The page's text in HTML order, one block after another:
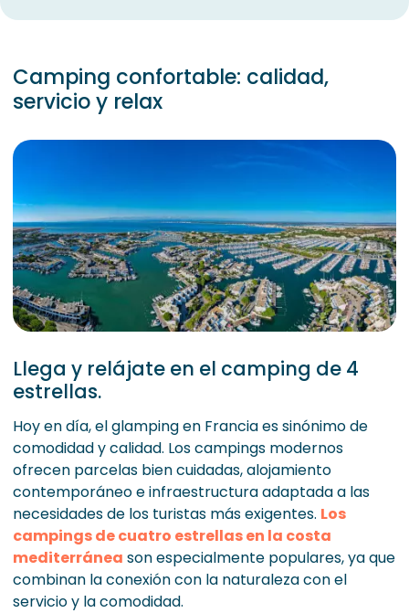
Camping confortable: calidad,
servicio y relax
Llega y relájate en el camping de 4
estrellas.
Hoy en día, el glamping en Francia es sinónimo de
comodidad y calidad. Los campings modernos
ofrecen parcelas bien cuidadas, alojamiento
contemporáneo e infraestructura adaptada a las
necesidades de los turistas más exigentes. Los
campings de cuatro estrellas en la costa
mediterránea son especialmente populares, ya que
combinan la conexión con la naturaleza con el
servicio y la comodidad.